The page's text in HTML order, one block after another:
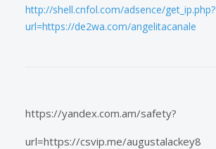
http://shell.cnfol.com/adsence/get_ip.php?
url=https://de2wa.com/angelitacanale
https://yandex.com.am/safety?
url=https://csvip.me/augustalackey8